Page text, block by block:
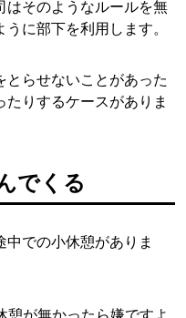
はそのようなルールを無
に部下を利用します。
らせないことがあった
りするケースがありま
でくる
での小休憩がありま